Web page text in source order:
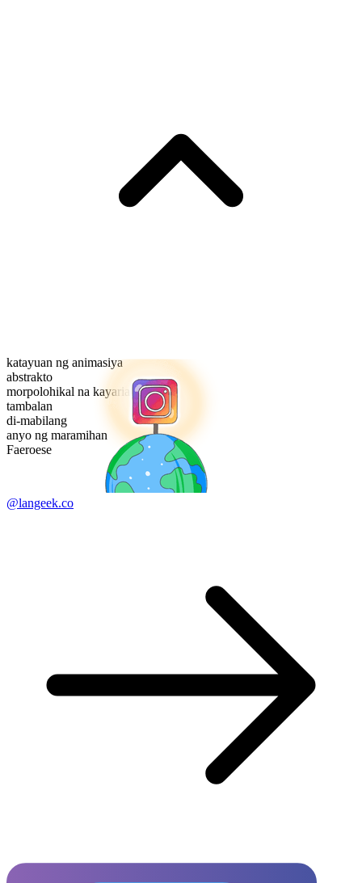
katayuan ng animasiya
abstrakto
morpolohikal na kayarian
tambalan
di-mabilang
anyo ng maramihan
Faeroese
@langeek.co